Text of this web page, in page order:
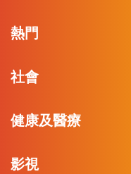
熱門
社會
健康及醫療
影視